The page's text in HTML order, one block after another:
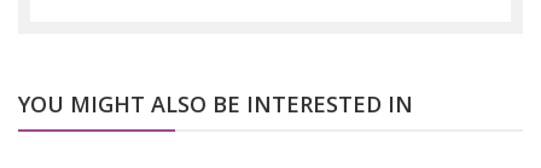
YOU MIGHT ALSO BE INTERESTED IN